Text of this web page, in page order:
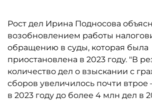
Рост дел Ирина Подносова
возобновлением работы
обращению в суды, которая была
приостановлена в 2023 году. "В
количество дел о взыскании с
сборов увеличилось почти втрое
в 2023 году до более 4 млн дел в